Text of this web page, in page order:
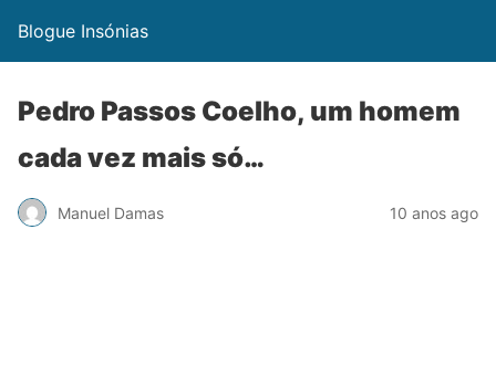
Blogue Insónias
Pedro Passos Coelho, um homem
cada vez mais só…
Manuel Damas 10 anos ago